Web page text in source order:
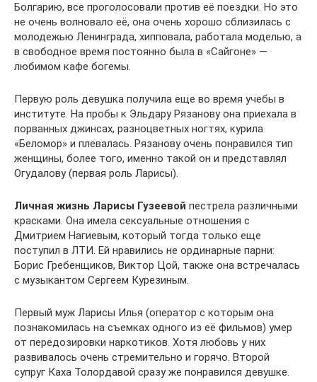
Болгарию, все проголосовали против её поездки. Но это
не очень волновало её, она очень хорошо сблизилась с
молодежью Ленинграда, хипповала, работала моделью, а
в свободное время постоянно была в «Сайгоне» —
любимом кафе богемы.
Первую роль девушка получила еще во время учебы в
институте. На пробы к Эльдару Рязанову она приехала в
порванных джинсах, разноцветных ногтях, курила
«Беломор» и плевалась. Рязанову очень понравился тип
женщины, более того, именно такой он и представлял
Огудалову (первая роль Ларисы).
Личная жизнь Ларисы Гузеевой пестрела различными
красками. Она имела сексуальные отношения с
Дмитрием Нагиевым, который тогда только еще
поступил в ЛТИ. Ей нравились не ординарные парни:
Борис Гребенщиков, Виктор Цой, также она встречалась
с музыкантом Сергеем Курезиным.
Первый муж Ларисы Илья (оператор с которым она
познакомилась на съемках одного из её фильмов) умер
от передозировки наркотиков. Хотя любовь у них
развивалось очень стремительно и горячо. Второй
супруг Каха Толордавой сразу же понравился девушке.